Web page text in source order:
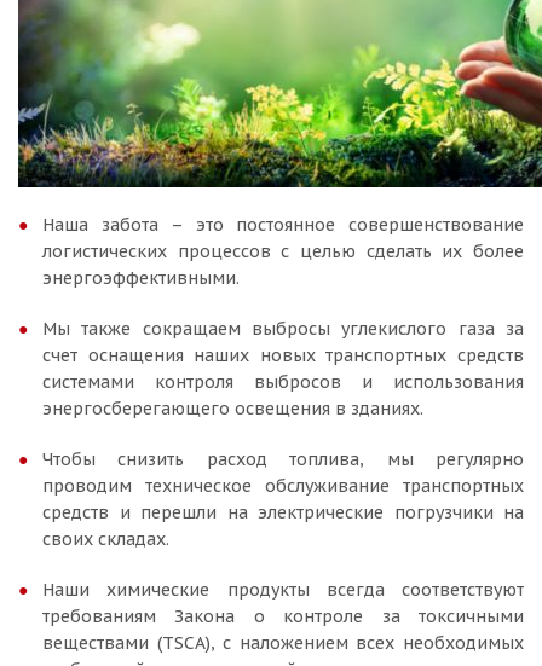
Наша забота – это постоянное совершенствование
логистических процессов с целью сделать их более
энергоэффективными.
Мы также сокращаем выбросы углекислого газа за
счет оснащения наших новых транспортных средств
системами контроля выбросов и использования
энергосберегающего освещения в зданиях.
Чтобы снизить расход топлива, мы регулярно
проводим техническое обслуживание транспортных
средств и перешли на электрические погрузчики на
своих складах.
Наши химические продукты всегда соответствуют
требованиям Закона о контроле за токсичными
веществами (TSCA), с наложением всех необходимых